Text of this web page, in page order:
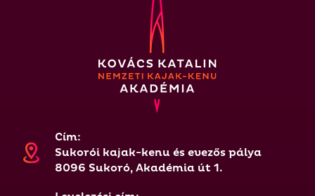
Cím:
Sukorói kajak-kenu és evezős pálya
8096 Sukoró, Akadémia út 1.